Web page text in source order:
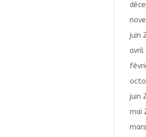
juin
avril
juin
mai